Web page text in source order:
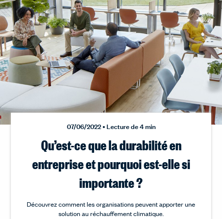
07/06/2022 • Lecture de 4 min
Qu’est-ce que la durabilité en
entreprise et pourquoi est-elle si
importante ?
Découvrez comment les organisations peuvent apporter une
solution au réchauffement climatique.